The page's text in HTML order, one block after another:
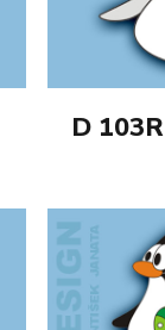
D 103R